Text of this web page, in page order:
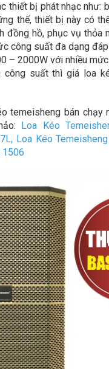
thiết bị phát nhạc như:
thế, thiết bị này có
đồng hồ, phục vụ thỏa
công suất đa dạng
– 2000W với nhiều
công suất thì giá loa
temeisheng bán chạy
Loa Kéo
, Loa Kéo
1506